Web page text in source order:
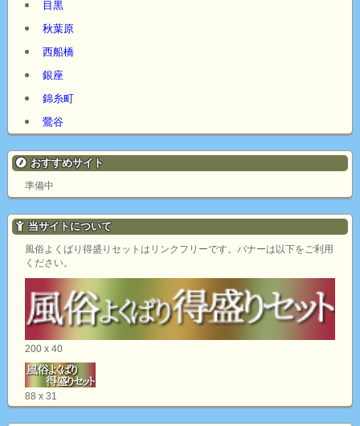
目黒
秋葉原
西船橋
銀座
錦糸町
鶯谷
おすすめサイト
準備中
当サイトについて
風俗よくばり得盛りセットはリンクフリーです。バナーは以下をご利用
ください。
200 x 40
88 x 31